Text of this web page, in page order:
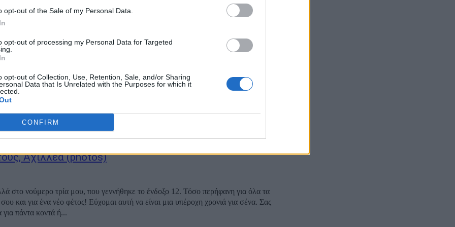
opt-out of the Sale of my Personal Data.
opt-out of processing my Personal Data for Targeted
opt-out of Collection, Use, Retention, Sale, and/or Sharing
Data that Is Unrelated with the Purposes for which it
CONFIRM
της Μαρί Σαντάλ στο τραπέζι- «Το σικ που προκαλεί
επιχειρηματίας και συνεργάτης της Vogue, η Alice Naylor-Leyland έδειξε σε
στο instagram της νέα σειρά ειδών το τραπέζι, με σχεδιάστρια και τη Μαρί
Αχιλλέα (photos)
στο νούμερο τρία μου, που γεννήθηκε το ένδοξο 12. Τόσο περήφανη για όλα τα
σου και για ένα νέο φέτος! Εύχομαι αυτή να είναι μια υπέροχη χρονιά για σένα. Σας
πάντα κοντά ή...